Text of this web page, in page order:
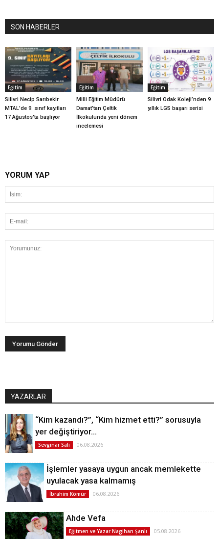
SON HABERLER
Eğitim
Silivri Necip Sarıbekir
MTAL'de 9. sınıf kayıtları
17 Ağustos'ta başlıyor
Eğitim
Milli Eğitim Müdürü
Damat’tan Çeltik
İlkokulunda yeni dönem
incelemesi
Eğitim
Silivri Odak Koleji’nden 9
yıllık LGS başarı serisi
YORUM YAP
YAZARLAR
“Kim kazandı?”, “Kim hizmet etti?” sorusuyla
yer değiştiriyor…
Sevginar Sali 06.08.2026
İşlemler yasaya uygun ancak memlekette
uyulacak yasa kalmamış
İbrahim Kömür 06.08.2026
Ahde Vefa
Eğitmen ve Yazar Nagihan Şanlı 05.08.2026